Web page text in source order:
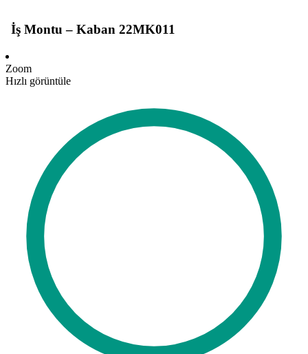
İş Montu – Kaban 22MK011
Zoom
Hızlı görüntüle